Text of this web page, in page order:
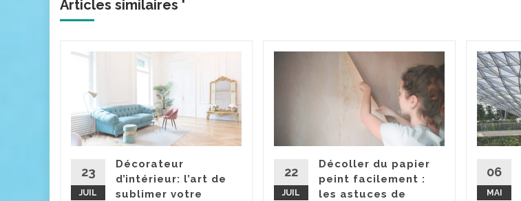
Articles similaires '
23
JUIL
Décorateur
d’intérieur: l’art de
sublimer votre
22
JUIL
Décoller du papier
peint facilement :
les astuces de
06
MAI